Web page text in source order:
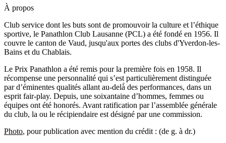
À propos
Club service dont les buts sont de promouvoir la culture et l’éthique
sportive, le Panathlon Club Lausanne (PCL) a été fondé en 1956. Il
couvre le canton de Vaud, jusqu'aux portes des clubs d'Yverdon-les-
Bains et du Chablais.
Le Prix Panathlon a été remis pour la première fois en 1958. Il
récompense une personnalité qui s’est particulièrement distinguée
par d’éminentes qualités allant au-delà̀ des performances, dans un
esprit fair-play. Depuis, une soixantaine d’hommes, femmes ou
équipes ont été honorés. Avant ratification par l’assemblée générale
du club, la ou le récipiendaire est désigné par une commission.
Photo, pour publication avec mention du crédit : (de g. à dr.)